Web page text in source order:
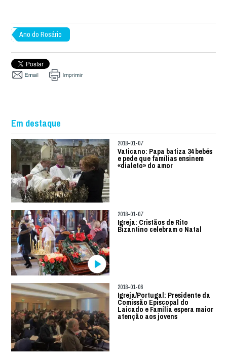
Ano do Rosário
Em destaque
2018-01-07
Vaticano: Papa batiza 34 bebés
e pede que famílias ensinem
«dialeto» do amor
2018-01-07
Igreja: Cristãos de Rito
Bizantino celebram o Natal
2018-01-06
Igreja/Portugal: Presidente da
Comissão Episcopal do
Laicado e Família espera maior
atenção aos jovens